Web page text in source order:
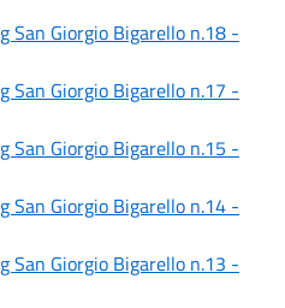
Giorgio Bigarello n.18 -
Giorgio Bigarello n.17 -
Giorgio Bigarello n.15 -
Giorgio Bigarello n.14 -
Giorgio Bigarello n.13 -